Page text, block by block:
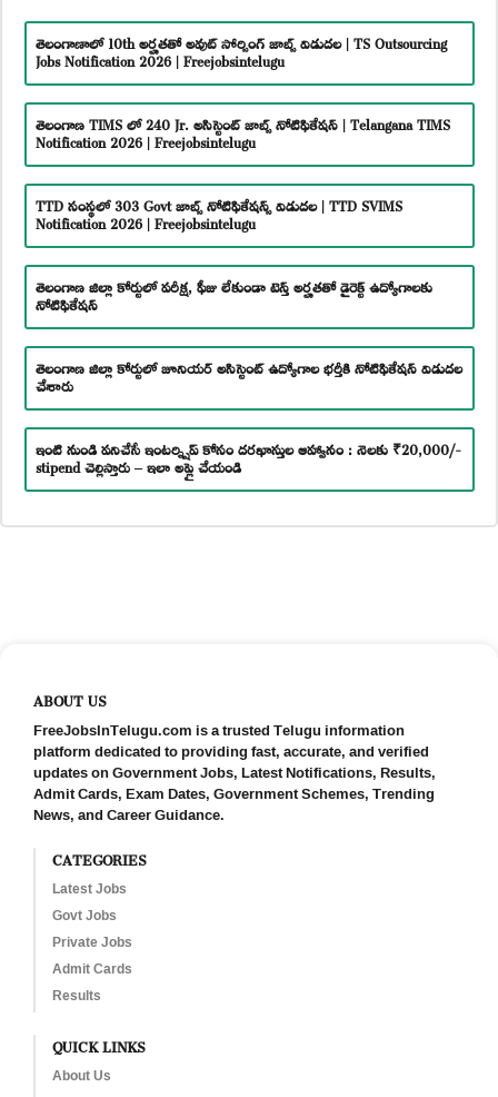
తెలంగాణాలో 10th అర్హతతో అవుట్ సోర్సింగ్ జాబ్స్ విడుదల | TS Outsourcing
Jobs Notification 2026 | Freejobsintelugu
తెలంగాణ TIMS లో 240 Jr. అసిస్టెంట్ జాబ్స్ నోటిఫికేషన్ | Telangana TIMS
Notification 2026 | Freejobsintelugu
TTD సంస్థలో 303 Govt జాబ్స్ నోటిఫికేషన్స్ విడుదల | TTD SVIMS
Notification 2026 | Freejobsintelugu
తెలంగాణ జిల్లా కోర్టులో పరీక్ష, ఫీజు లేకుండా టెన్త్ అర్హతతో డైరెక్ట్ ఉద్యోగాలకు
నోటిఫికేషన్
తెలంగాణ జిల్లా కోర్టులో జూనియర్ అసిస్టెంట్ ఉద్యోగాల భర్తీకి నోటిఫికేషన్ విడుదల
చేశారు
ఇంటి నుండి పనిచేసే ఇంటర్న్షిప్ కోసం దరఖాస్తుల ఆహ్వానం : నెలకు ₹20,000/-
stipend చెల్లిస్తారు – ఇలా అప్లై చేయండి
ABOUT US
FreeJobsInTelugu.com is a trusted Telugu information
platform dedicated to providing fast, accurate, and verified
updates on Government Jobs, Latest Notifications, Results,
Admit Cards, Exam Dates, Government Schemes, Trending
News, and Career Guidance.
CATEGORIES
Latest Jobs
Govt Jobs
Private Jobs
Admit Cards
Results
QUICK LINKS
About Us